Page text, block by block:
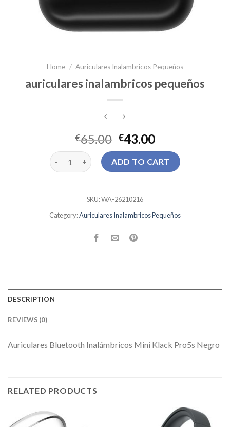
Home / Auriculares Inalambricos Pequeños
auriculares inalambricos pequeños
€65.00 €43.00
auriculares inalambricos pequeños quantity
ADD TO CART
SKU:WA-26210216
Category:Auriculares Inalambricos Pequeños
DESCRIPTION
REVIEWS (0)
Auriculares Bluetooth Inalámbricos Mini Klack Pro5s Negro
RELATED PRODUCTS